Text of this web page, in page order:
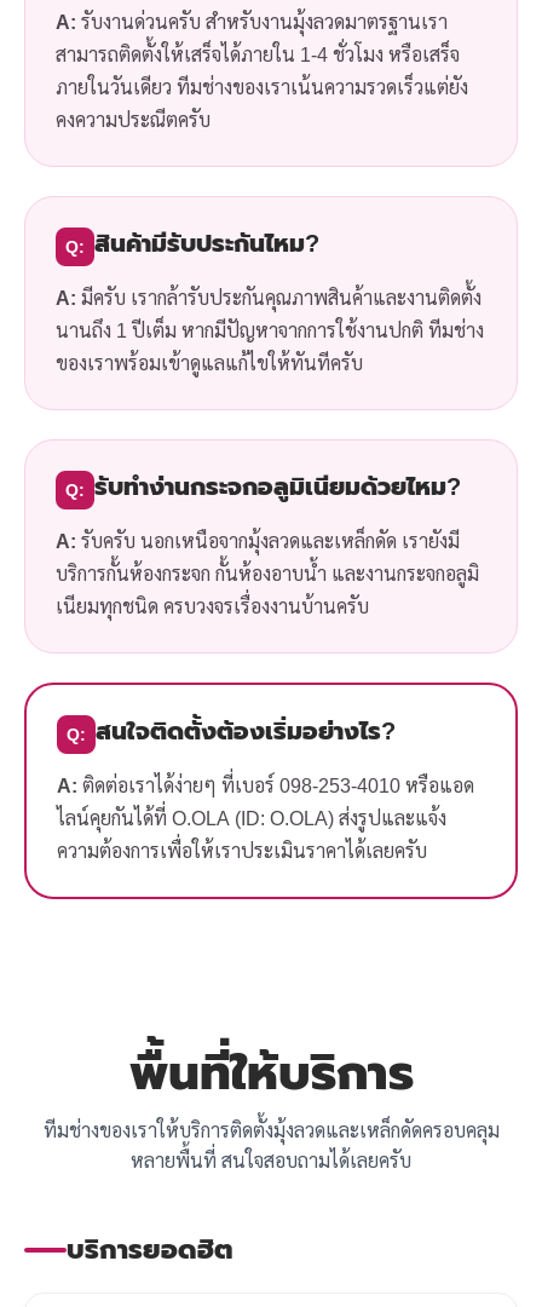
A: รับงานด่วนครับ สำหรับงานมุ้งลวดมาตรฐานเรา
สามารถติดตั้งให้เสร็จได้ภายใน 1-4 ชั่วโมง หรือเสร็จ
ภายในวันเดียว ทีมช่างของเราเน้นความรวดเร็วแต่ยัง
คงความประณีตครับ
Q: สินค้ามีรับประกันไหม?
A: มีครับ เรากล้ารับประกันคุณภาพสินค้าและงานติดตั้ง
นานถึง 1 ปีเต็ม หากมีปัญหาจากการใช้งานปกติ ทีมช่าง
ของเราพร้อมเข้าดูแลแก้ไขให้ทันทีครับ
Q: รับทำง่านกระจกอลูมิเนียมด้วยไหม?
A: รับครับ นอกเหนือจากมุ้งลวดและเหล็กดัด เรายังมี
บริการกั้นห้องกระจก กั้นห้องอาบน้ำ และงานกระจกอลูมิ
เนียมทุกชนิด ครบวงจรเรื่องงานบ้านครับ
Q: สนใจติดตั้งต้องเริ่มอย่างไร?
A: ติดต่อเราได้ง่ายๆ ที่เบอร์ 098-253-4010 หรือแอด
ไลน์คุยกันได้ที่ O.OLA (ID: O.OLA) ส่งรูปและแจ้ง
ความต้องการเพื่อให้เราประเมินราคาได้เลยครับ
พื้นที่ให้บริการ
ทีมช่างของเราให้บริการติดตั้งมุ้งลวดและเหล็กดัดครอบคลุม
หลายพื้นที่ สนใจสอบถามได้เลยครับ
บริการยอดฮิต